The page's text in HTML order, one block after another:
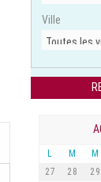
Ville
L M M
27
28 29